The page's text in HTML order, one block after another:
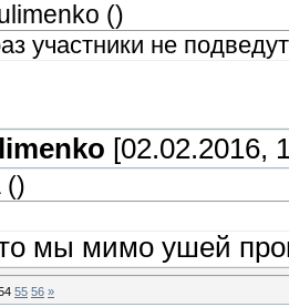
()
участники не
[02.02.2016,
()
мы мимо ушей
55 56 »